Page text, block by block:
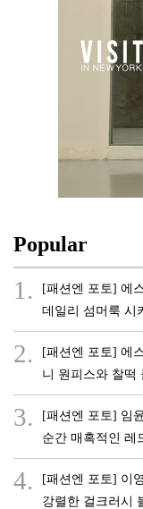
Popular
1.
[패션엔 포토] 에
데일리 섬머룩 시
2.
[패션엔 포토] 에
니 원피스와 찰떡
3.
[패션엔 포토] 임
순간 매혹적인 레
4.
[패션엔 포토] 이
강렬한 걸크러시